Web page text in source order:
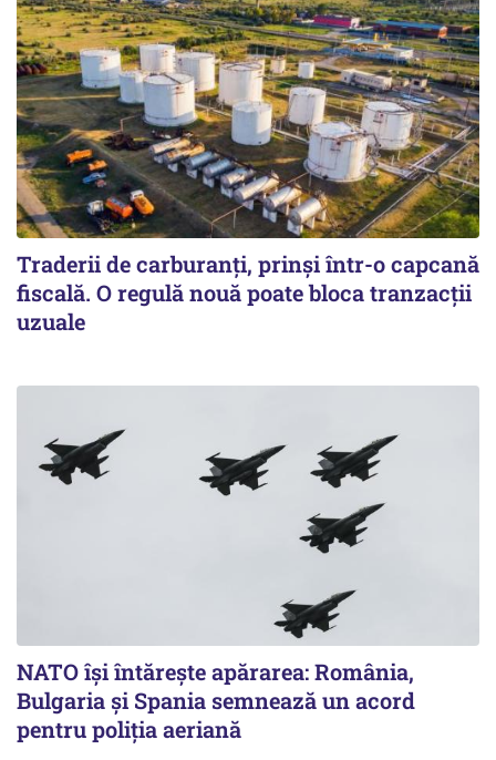
Traderii de carburanți, prinși într-o capcană
fiscală. O regulă nouă poate bloca tranzacții
uzuale
NATO își întărește apărarea: România,
Bulgaria și Spania semnează un acord
pentru poliția aeriană